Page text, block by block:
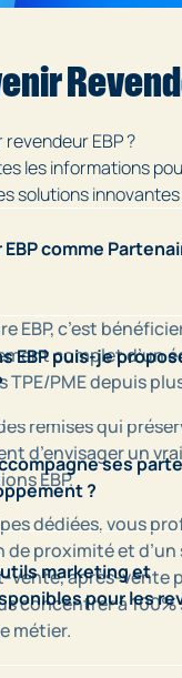
EBP ?
les informations
solutions innovantes
comme
EBP, c’est
complet d’un
TPE/PME depuis
remises qui
d’envisager un
EBP.
dédiées, vous
de proximité et
vente, après-vente
concentrer à 100%
métier.
EBP puis-je
distribution de nos
mais
pour les
de vente, ainsi
gammes
(full
pourrez
prospects.
ses
?
avec des outils
des opérations
pour
aussi pouvoir saisir
la facture
marketing et
pour les